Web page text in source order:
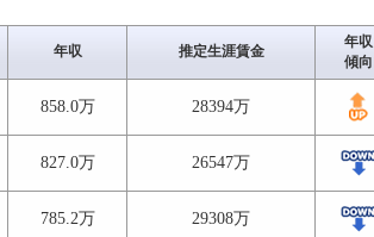
年収 推定生涯賃金
年収
傾向
858.0万 28394万
827.0万 26547万
785.2万 29308万